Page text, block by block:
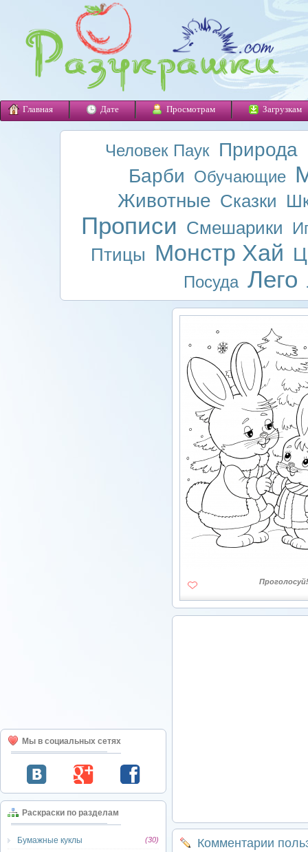
Главная Дате Просмотрам Загрузкам
Человек Паук Природа
Барби Обучающие
Животные Сказки
Прописи Смешарики
Птицы Монстр Хай
Посуда Лего
Мы в социальных сетях
Раскраски по разделам
Бумажные куклы (30)
Проголосуй!
Комментарии